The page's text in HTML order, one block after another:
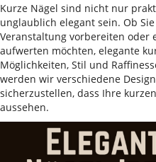
Kurze Nägel sind nicht nur
unglaublich elegant sein. Ob
Veranstaltung vorbereiten oder
aufwerten möchten, elegante
Möglichkeiten, Stil und
werden wir verschiedene
sicherzustellen, dass Ihre
aussehen.